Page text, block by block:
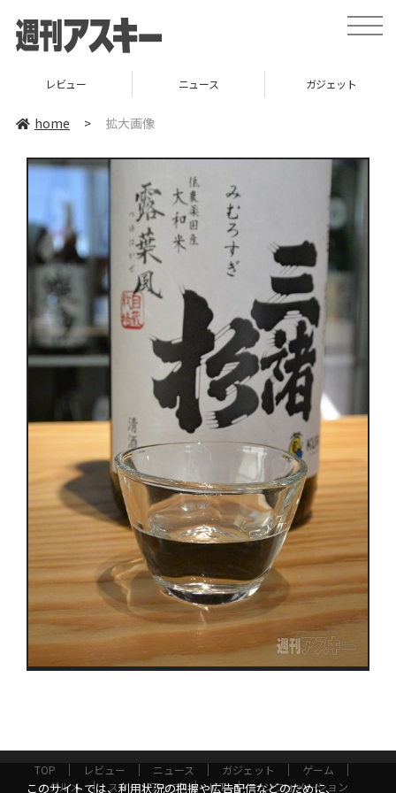
toggle
レビュー ニュース ガジェット
home > 拡大画像
TOP レビュー ニュース ガジェット
ゲーム
グルメ
スタートアップ ICT インフォメーション
このサイトでは、利用状況の把握や広告配信などのために、